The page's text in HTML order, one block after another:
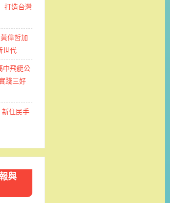
打造台灣
偉哲加
世代
中飛艇公
踐三好
新住民手
與